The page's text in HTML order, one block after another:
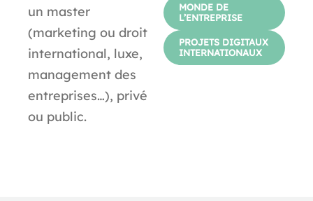
un master
(marketing ou droit
international, luxe,
management des
entreprises…), privé
ou public.
MONDE DE
L’ENTREPRISE
PROJETS DIGITAUX
INTERNATIONAUX